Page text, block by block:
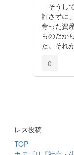
そうし
許さずに
奪った資
ものだか
た。それ
0
レス投稿
TOP